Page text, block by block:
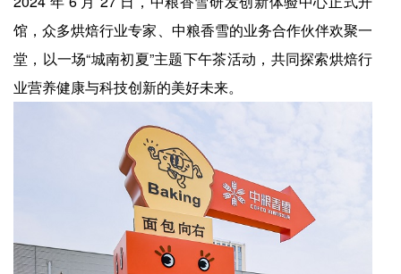
馆，众多烘焙行业专家、中粮香雪的业务合作伙伴欢聚一
堂，以一场“城南初夏”主题下午茶活动，共同探索烘焙行
业营养健康与科技创新的美好未来。